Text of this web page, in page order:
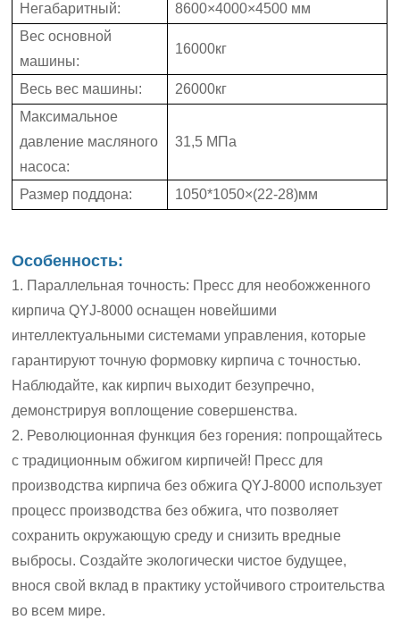
Негабаритный:
8600×4000×4500 мм
Вес основной
машины:
16000кг
Весь вес машины:
26000кг
Максимальное
давление масляного
насоса:
31,5 МПа
Размер поддона: 1050*1050×(22-28)мм
Особенность:
1. Параллельная точность: Пресс для необожженного
кирпича QYJ-8000оснащен новейшими
интеллектуальными системами управления, которые
гарантируют точную формовку кирпича с точностью.
Наблюдайте, как кирпич выходит безупречно,
демонстрируя воплощение совершенства.
2. Революционная функция без горения: попрощайтесь
с традиционным обжигом кирпичей! Пресс для
производства кирпича без обжига QYJ-8000 использует
процесс производства без обжига, что позволяет
сохранить окружающую среду и снизить вредные
выбросы. Создайте экологически чистое будущее,
внося свой вклад в практику устойчивого строительства
во всем мире.